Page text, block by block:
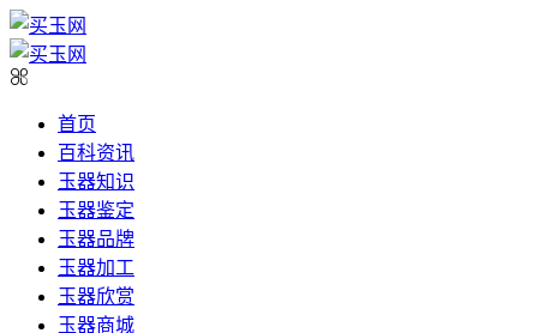
首页
百科资讯
玉器知识
玉器鉴定
玉器品牌
玉器加工
玉器欣赏
玉器商城